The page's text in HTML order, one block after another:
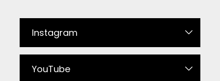
Instagram
YouTube